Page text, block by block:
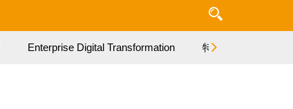
Enterprise Digital Transformation 特集